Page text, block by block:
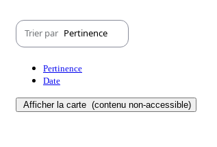
Trier par Pertinence
Pertinence
Date
Afficher la carte (contenu non-accessible)